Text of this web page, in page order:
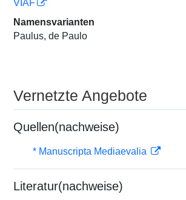
VIAF
Namensvarianten
Paulus, de Paulo
Vernetzte Angebote
Quellen(nachweise)
* Manuscripta Mediaevalia
Literatur(nachweise)